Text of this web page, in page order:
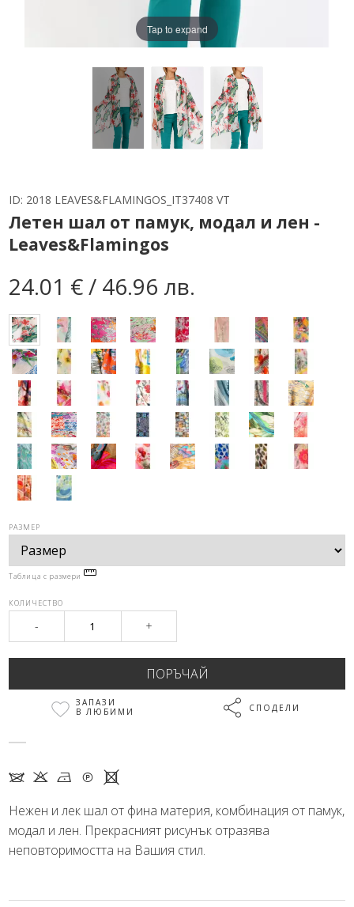
Tap to expand
ID: 2018 LEAVES&FLAMINGOS_IT37408 VT
Летен шал от памук, модал и лен -
Leaves&Flamingos
24.01 € / 46.96 лв.
РАЗМЕР
Таблица с размери
КОЛИЧЕСТВО
- +
ЗАПАЗИ
В ЛЮБИМИ
СПОДЕЛИ
7 K N Q X
Нежен и лек шал от фина материя, комбинация от памук,
модал и лен. Прекрасният рисунък отразява
неповторимостта на Вашия стил.